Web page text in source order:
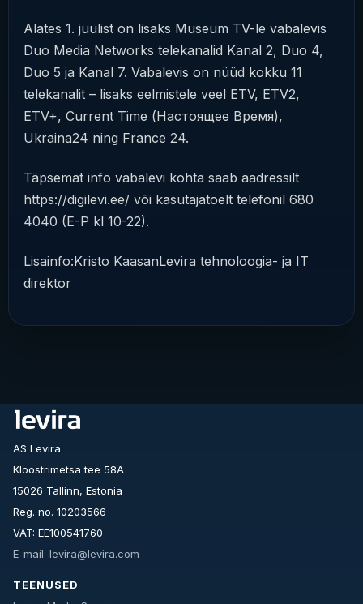
Alates 1. juulist on lisaks Museum TV-le vabalevis
Duo Media Networks telekanalid Kanal 2, Duo 4,
Duo 5 ja Kanal 7. Vabalevis on nüüd kokku 11
telekanalit – lisaks eelmistele veel ETV, ETV2,
ETV+, Current Time (Настоящее Время),
Ukraina24 ning France 24.
Täpsemat info vabalevi kohta saab aadressilt
https://digilevi.ee/ või kasutajatoelt telefonil 680
4040 (E-P kl 10-22).
Lisainfo:Kristo KaasanLevira tehnoloogia- ja IT
direktor
AS Levira
Kloostrimetsa tee 58A
15026 Tallinn, Estonia
Reg. no. 10203566
VAT: EE100541760
E-mail: levira@levira.com
TEENUSED